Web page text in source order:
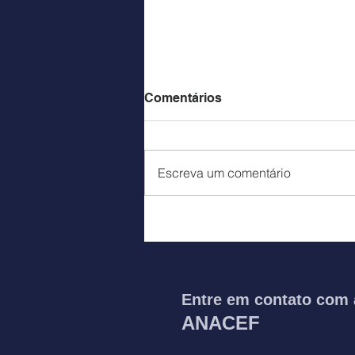
Silveira Pessoa da Silva
Comentários
Escreva um comentário
Entre em contato com
ANACEF